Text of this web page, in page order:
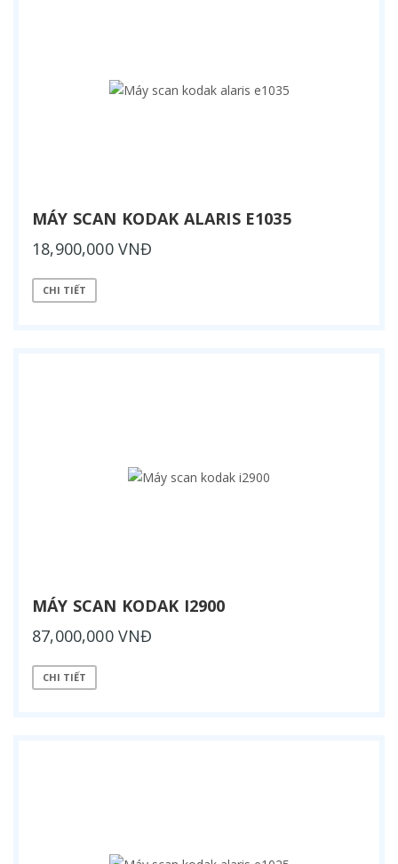
MÁY SCAN KODAK ALARIS E1035
18,900,000 VNĐ
CHI TIẾT
MÁY SCAN KODAK I2900
87,000,000 VNĐ
CHI TIẾT